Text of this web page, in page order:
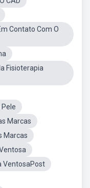
Contato Com O
Fisioterapia
Marcas
Marcas
VentosaPost